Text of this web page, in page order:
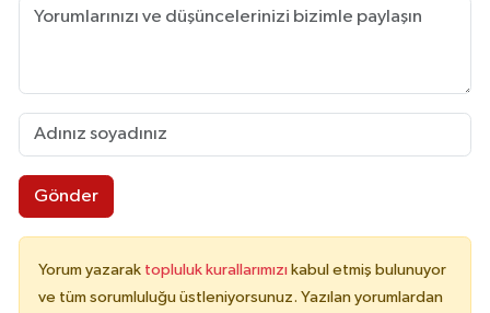
Gönder
Yorum yazarak topluluk kurallarımızı kabul etmiş bulunuyor
ve tüm sorumluluğu üstleniyorsunuz. Yazılan yorumlardan